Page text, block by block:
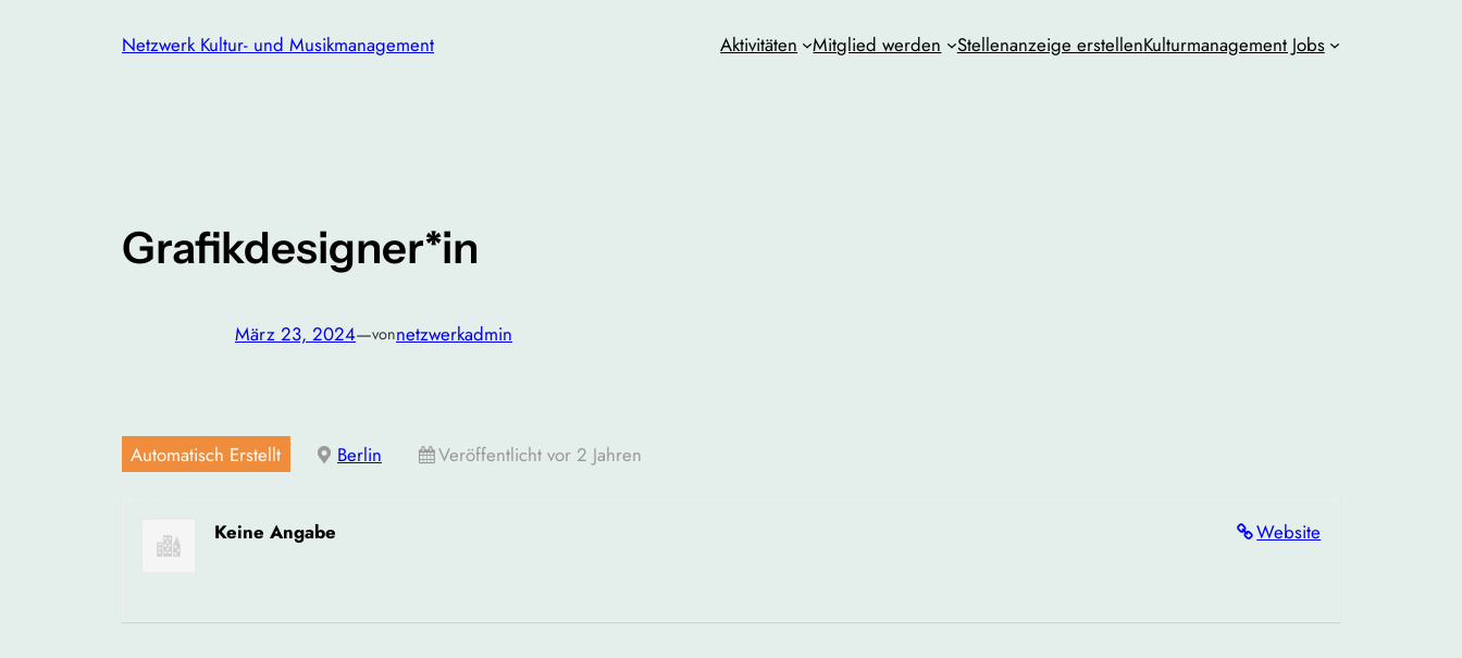
Netzwerk Kultur- und Musikmanagement Aktivitäten Mitglied werden Stellenanzeige erstellenKulturmanagement Jobs
Grafikdesigner*in
März 23, 2024—vonnetzwerkadmin
Automatisch Erstellt Berlin Veröffentlicht vor 2 Jahren
Website
Keine Angabe